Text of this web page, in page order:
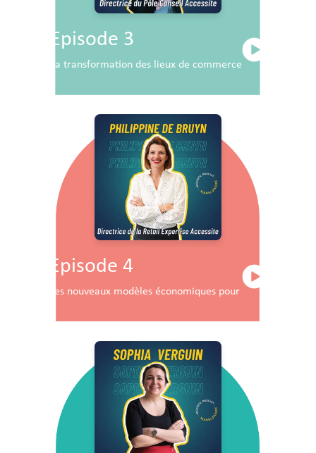
Episode 3
La transformation des lieux de commerce
Episode 4
Les nouveaux modèles économiques pour les centres